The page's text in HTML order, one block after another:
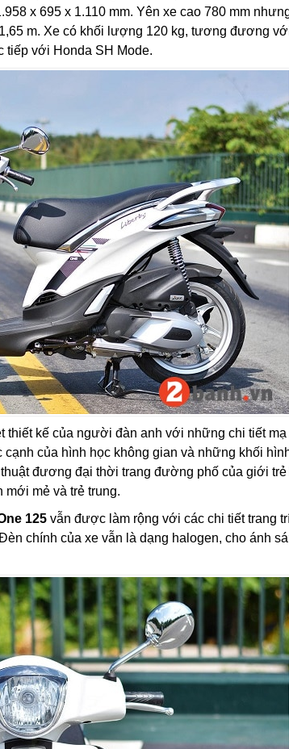
x 695 x 1.110 mm. Yên xe cao 780 mm
m. Xe có khối lượng 120 kg, tương đương
tiếp với Honda SH Mode.
thiết kế của người đàn anh với những chi tiết mạ
của hình học không gian và những khối
đương đại thời trang đường phố của giới trẻ
mới mẻ và trẻ trung.
125 vẫn được làm rộng với các chi tiết trang
chính của xe vẫn là dạng halogen, cho ánh